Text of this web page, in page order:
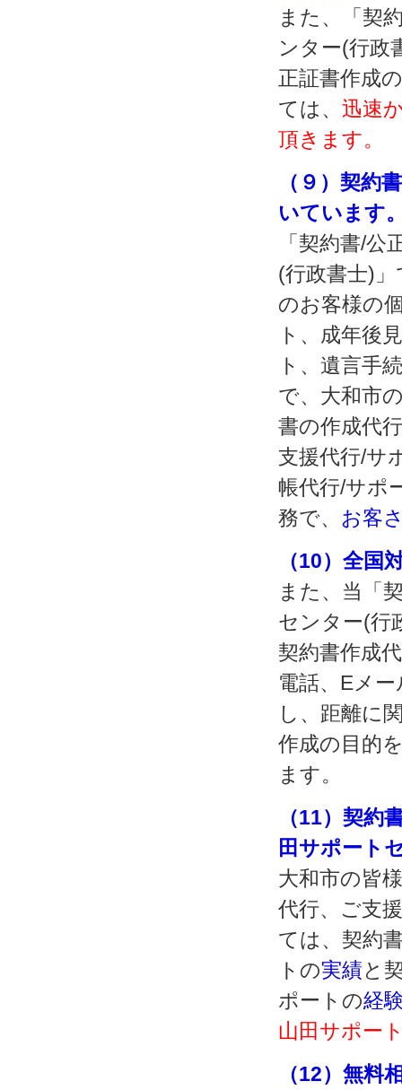
また、「契
ンター(行政
正証書作成
ては、 迅速
頂きます。
（９）契約
いています
「契約書/
(行政書士)
のお客様の
ト、成年後
ト、遺言手
で、大和市
書の作成代
支援代行/サ
帳代行/サポ
務で、 お客
（10）全国
また、当「
センター(行
契約書作成
電話、Eメ
し、距離に
作成の目的
ます。
（11）契約
田サポート
大和市の皆
代行、ご支
ては、契約
トの実績と
ポートの経
山田サポー
（12）無料